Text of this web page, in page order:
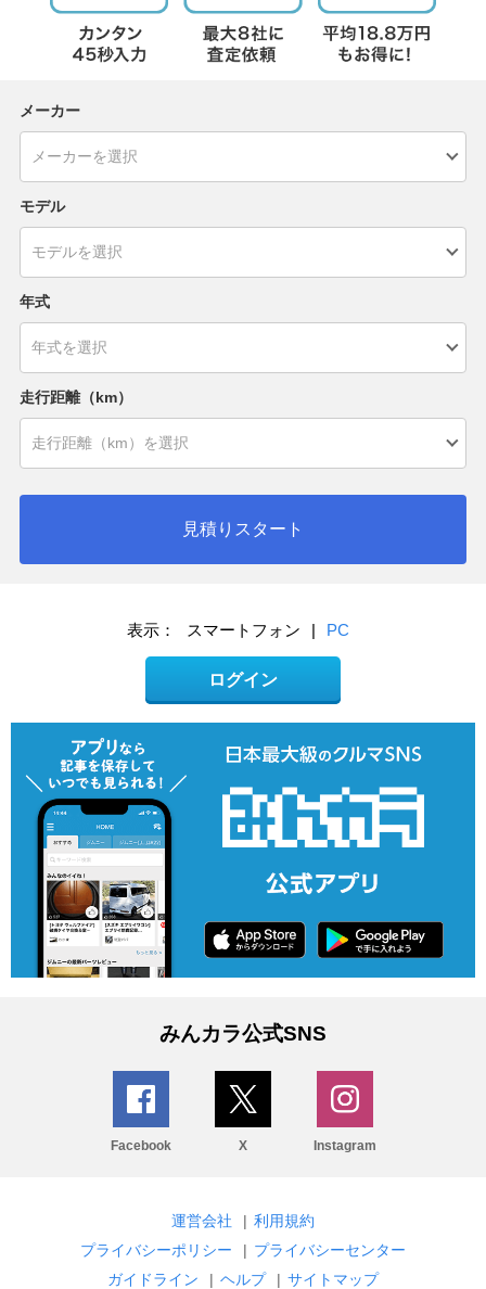
メーカー
モデル
年式
走行距離（km）
見積りスタート
表示： スマートフォン | PC
ログイン
みんカラ公式SNS
Facebook X Instagram
運営会社 | 利用規約
プライバシーポリシー
| プライバシーセンター
ガイドライン
| ヘルプ | サイトマップ